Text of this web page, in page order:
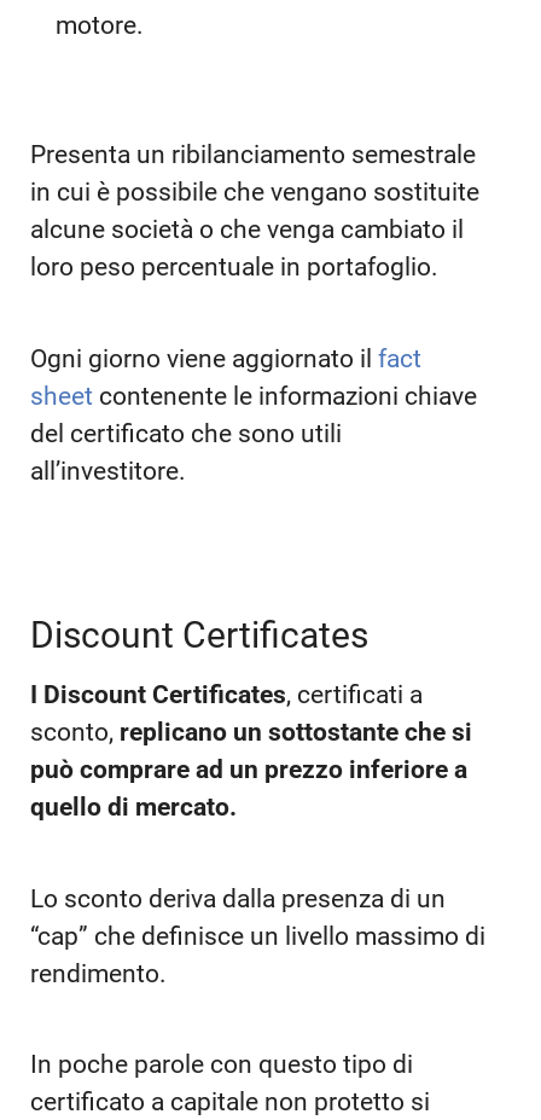
motore.
Presenta un ribilanciamento semestrale
in cui è possibile che vengano sostituite
alcune società o che venga cambiato il
loro peso percentuale in portafoglio.
Ogni giorno viene aggiornato il fact
sheet contenente le informazioni chiave
del certificato che sono utili
all’investitore.
Discount Certificates
I Discount Certificates, certificati a
sconto, replicano un sottostante che si
può comprare ad un prezzo inferiore a
quello di mercato.
Lo sconto deriva dalla presenza di un
“cap” che definisce un livello massimo di
rendimento.
In poche parole con questo tipo di
certificato a capitale non protetto si